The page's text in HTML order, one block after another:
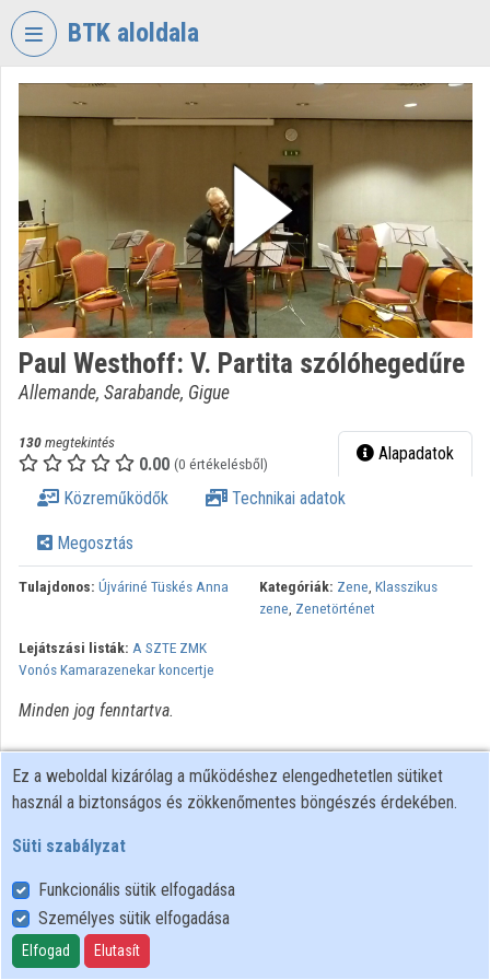
Fejléc kihagyása
BTK aloldala
VIDEO
BÖLCSÉSZETTUDOMÁNYI
KUTATÓKÖZPONT
Intézményi kezdőlap
Bejelentkezés
Intézményi felfedezés
Kategóriák
Intézmények
Közreműködők
Paul Westhoff: V. Partita szólóhegedűre
Allemande, Sarabande, Gigue
130megtekintés
0.00 (0 értékelésből) Alapadatok
Közreműködők Technikai adatok
Megosztás
Tulajdonos: Újváriné Tüskés Anna Kategóriák: Zene, Klasszikus
zene, Zenetörténet
Lejátszási listák: A SZTE ZMK
Vonós Kamarazenekar koncertje
Minden jog fenntartva.
Felhasználói szabályzat
Adatkezelési tájékoztató
Süti szabályzat
Ez a weboldal kizárólag a működéshez elengedhetetlen sütiket
használ a biztonságos és zökkenőmentes böngészés érdekében.
Süti szabályzat
Funkcionális sütik elfogadása
Személyes sütik elfogadása
Elfogad Elutasít